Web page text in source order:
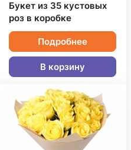
Букет из 35 кустовых
роз в коробке
Подробнее
В корзину